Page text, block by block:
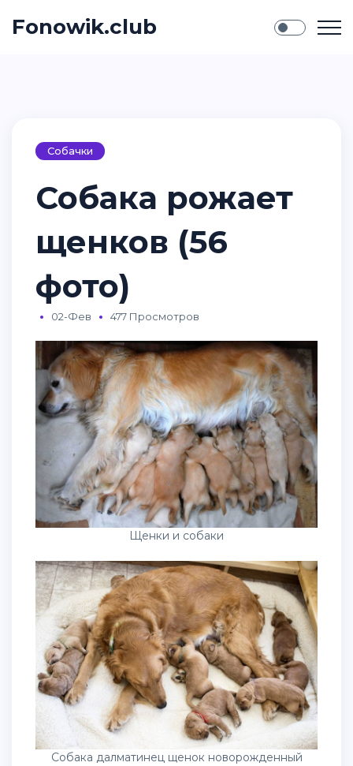
Fonowik.club
Собачки
Собака рожает
щенков (56
фото)
02-Фев 477 Просмотров
Щенки и собаки
Собака далматинец щенок новорожденный